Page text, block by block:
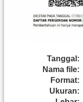
Tanggal:
Nama file:
Format:
Ukuran: